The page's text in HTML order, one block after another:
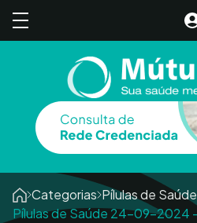
Categorias Pílulas de Saúde
Pílulas de Saúde 24-09-2024 –